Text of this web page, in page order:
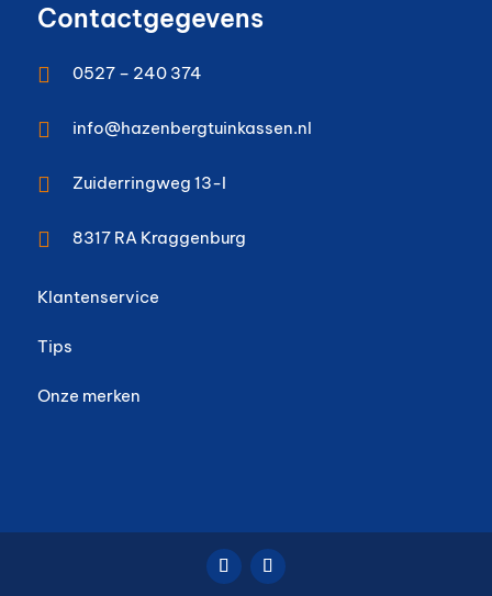
Contactgegevens
 0527 – 240 374
 info@hazenbergtuinkassen.nl
 Zuiderringweg 13-I
 8317 RA Kraggenburg
Klantenservice
Tips
Onze merken